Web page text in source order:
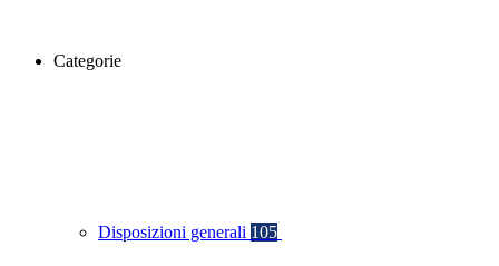
Categorie
Disposizioni generali 105